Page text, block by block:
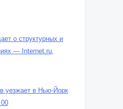
о структурных и
— Internet.ru,
уезжает в Нью-Йорк